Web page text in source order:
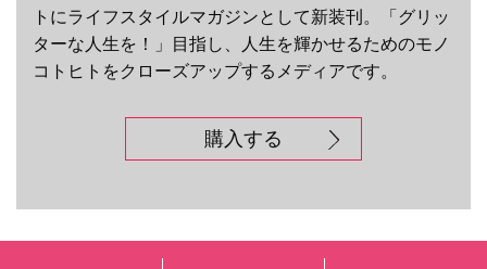
トにライフスタイルマガジンとして新装刊。「グリッ
ターな人生を！」目指し、人生を輝かせるためのモノ
コトヒトをクローズアップするメディアです。
購入する